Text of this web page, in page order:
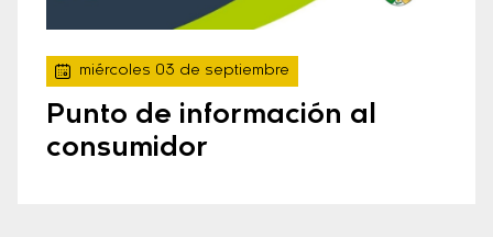
miércoles 03 de septiembre
Punto de información al
consumidor